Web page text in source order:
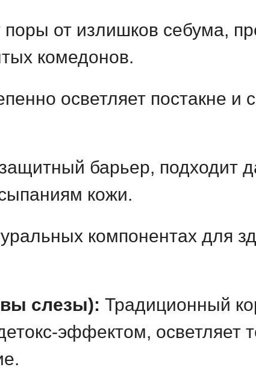
поры от излишков себума,
комедонов.
осветляет постакне и
барьер, подходит
кожи.
компонентах для
слезы): Традиционный
эффектом, осветляет